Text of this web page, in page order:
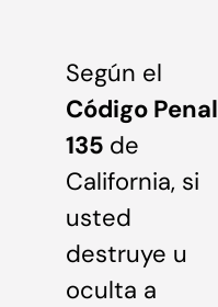
Según el
Código Penal
135 de
California, si
usted
destruye u
oculta a